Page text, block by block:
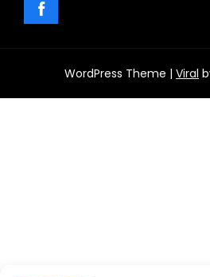
WordPress Theme | Viral